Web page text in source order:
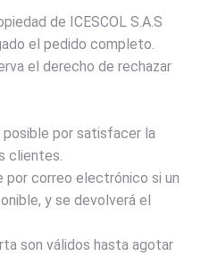
de ICESCOL S.A.S
el pedido completo.
el derecho de rechazar
posible por satisfacer la
clientes.
por correo electrónico si un
y se devolverá el
son válidos hasta agotar